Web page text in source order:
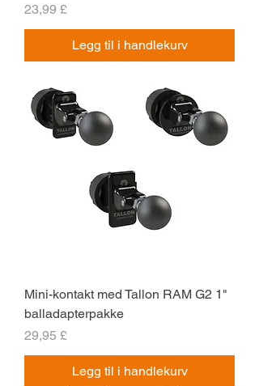
Pris
23,99 £
Legg til i handlekurv
Mini-kontakt med Tallon RAM G2 1"
balladapterpakke
Pris
29,95 £
Legg til i handlekurv